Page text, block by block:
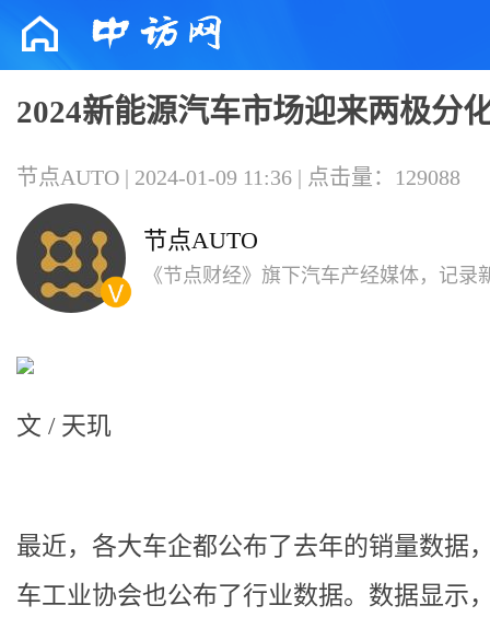
2024新能源汽车市场迎来两极分
节点AUTO | 2024-01-09 11:36 | 点击量：129088
节点AUTO
《节点财经》旗下汽车产经媒体，记录
文 / 天玑
最近，各大车企都公布了去年的销量数据
车工业协会也公布了行业数据。数据显示